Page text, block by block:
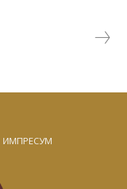
ИМПРЕСУМ